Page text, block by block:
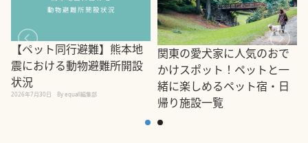
【ペット同行避難】熊本地
震における動物避難所開設
状況
2026年7月30日 By equall編集部
関東の愛犬家に人気のおで
かけスポット！ペットと一
緒に楽しめるペット宿・日
帰り施設一覧